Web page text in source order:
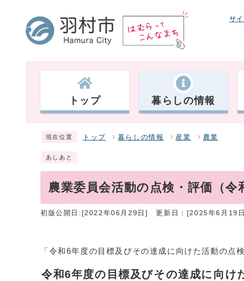
サ
トップ 暮らしの情報
現在位置 トップ 暮らしの情報 産業 農業
あしあと
農業委員会活動の点検・評価（令
初版公開日:[2022年06月29日] 更新日：[2025年6月19
「令和6年度の目標及びその達成に向けた活動の点
令和6年度の目標及びその達成に向け